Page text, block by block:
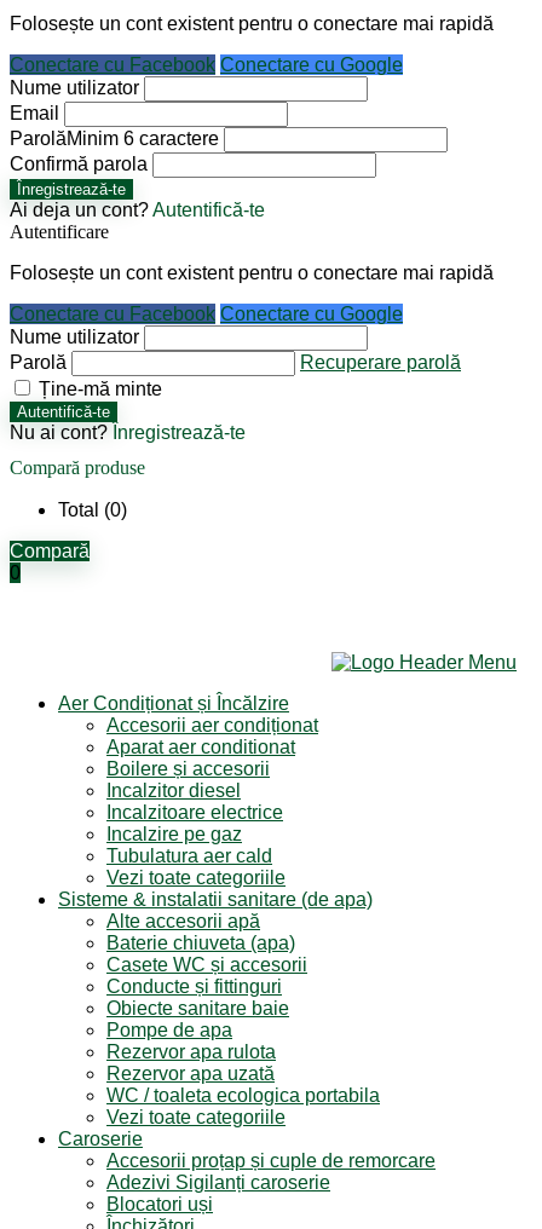
Folosește un cont existent pentru o conectare mai rapidă
Conectare cu Facebook Conectare cu Google
Nume utilizator
Email
ParolăMinim 6 caractere
Confirmă parola
Înregistrează-te
Ai deja un cont?Autentifică-te
Autentificare
Folosește un cont existent pentru o conectare mai rapidă
Conectare cu Facebook Conectare cu Google
Nume utilizator
Parolă
Recuperare parolă
Ține-mă minte
Autentifică-te
Nu ai cont? Înregistrează-te
Compară produse
Total (0)
Compară
0
Aer Condiționat și Încălzire
Accesorii aer condiționat
Aparat aer conditionat
Boilere și accesorii
Incalzitor diesel
Incalzitoare electrice
Incalzire pe gaz
Tubulatura aer cald
Vezi toate categoriile
Sisteme & instalatii sanitare (de apa)
Alte accesorii apă
Baterie chiuveta (apa)
Casete WC și accesorii
Conducte și fittinguri
Obiecte sanitare baie
Pompe de apa
Rezervor apa rulota
Rezervor apa uzată
WC / toaleta ecologica portabila
Vezi toate categoriile
Caroserie
Accesorii proțap și cuple de remorcare
Adezivi Sigilanți caroserie
Blocatori uși